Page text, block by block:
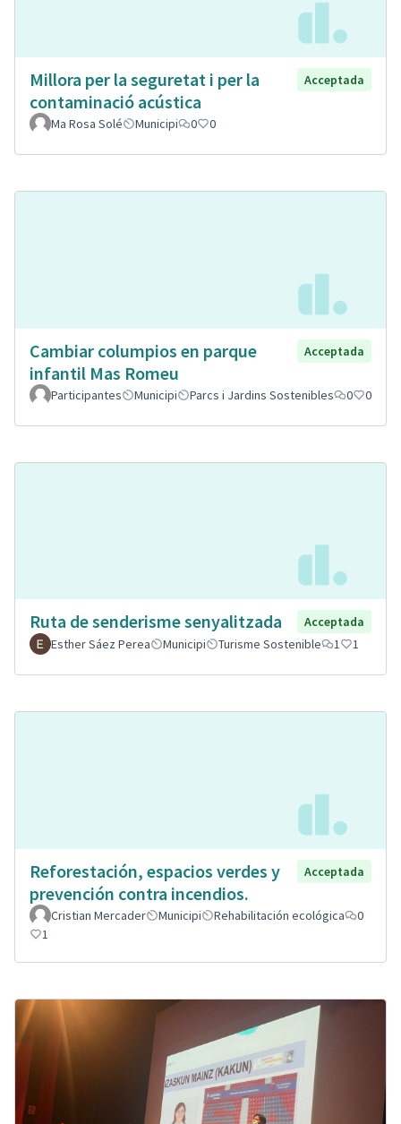
Millora per la seguretat i per la
contaminació acústica
Acceptada
Ma Rosa Solé Municipi 0 0
Cambiar columpios en parque
infantil Mas Romeu
Acceptada
Participantes Municipi Parcs i Jardins Sostenibles 0 0
Ruta de senderisme senyalitzada
Acceptada
Esther Sáez Perea
Municipi Turisme Sostenible 1 1
Reforestación, espacios verdes y
prevención contra incendios.
Acceptada
Cristian Mercader Municipi Rehabilitación ecológica
0
1